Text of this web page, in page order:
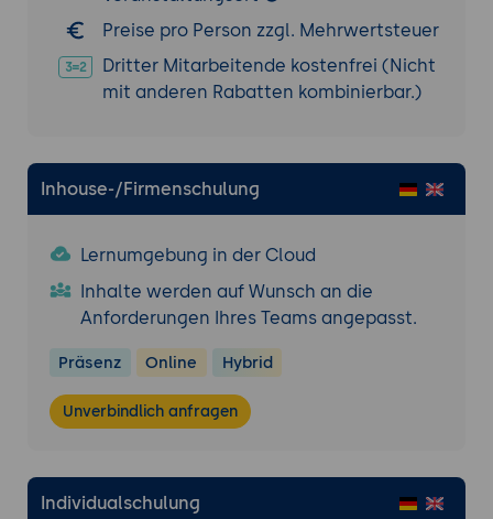
Preise pro Person zzgl. Mehrwertsteuer
Dritter Mitarbeitende kostenfrei (Nicht
mit anderen Rabatten kombinierbar.)
Inhouse-/Firmenschulung
Lernumgebung in der Cloud
Inhalte werden auf Wunsch an die
Anforderungen Ihres Teams angepasst.
Präsenz Online Hybrid
Unverbindlich anfragen
Individualschulung